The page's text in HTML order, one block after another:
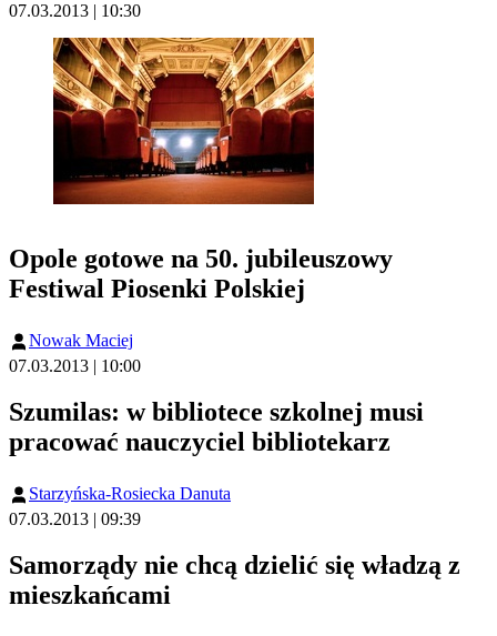
07.03.2013 | 10:30
Opole gotowe na 50. jubileuszowy
Festiwal Piosenki Polskiej
Nowak Maciej
07.03.2013 | 10:00
Szumilas: w bibliotece szkolnej musi
pracować nauczyciel bibliotekarz
Starzyńska-Rosiecka Danuta
07.03.2013 | 09:39
Samorządy nie chcą dzielić się władzą z
mieszkańcami